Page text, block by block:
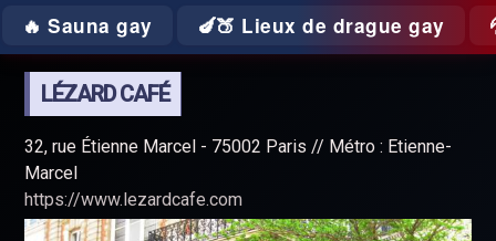
🔥 Sauna gay 🍆🍑 Lieux de drague gay
LÉZARD CAFÉ
32, rue Étienne Marcel - 75002 Paris // Métro : Etienne-
Marcel
https://www.lezardcafe.com